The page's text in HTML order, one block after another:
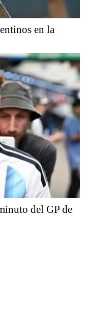
en la
del GP de